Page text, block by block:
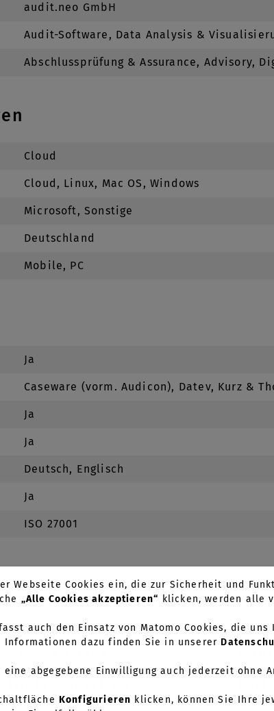
audit.neo GmbH
Audit-Software, Data Analysis &
Abschlussprüfung & Assurance, Advisory,
Cloud
Cloud, Linux, Mac OS, Windows
Microsoft, Sonstige
Deutschland
Mobile, PC
Ja
Caseware (vorm. Audicon), Datev, Kurz &
Ja
Ja
Deutsch, Englisch
Ja
ISO 27001
Webseite Cookies ein, die zur Sicherheit und
„Alle Cookies akzeptieren“ klicken, werden alle
auch den Einsatz von Matomo Cookies, die
dazu finden Sie in unserer
abgegebene Einwilligung auch jederzeit ohne
Konfigurieren klicken, können Sie Ihre